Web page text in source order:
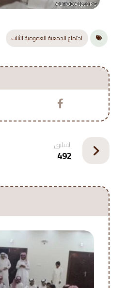
اجتماع الجمعية العمومية الثالث
السابق
492